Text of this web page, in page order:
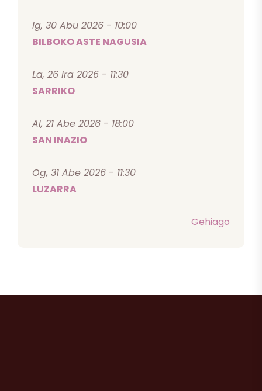
Ig, 30 Abu 2026 - 10:00
BILBOKO ASTE NAGUSIA
La, 26 Ira 2026 - 11:30
SARRIKO
Al, 21 Abe 2026 - 18:00
SAN INAZIO
Og, 31 Abe 2026 - 11:30
LUZARRA
Gehiago